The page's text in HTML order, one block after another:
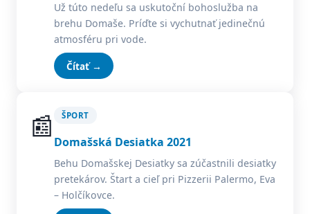
Už túto nedeľu sa uskutoční bohoslužba na
brehu Domaše. Príďte si vychutnať jedinečnú
atmosféru pri vode.
Čítať →
📰 ŠPORT
Domašská Desiatka 2021
Behu Domašskej Desiatky sa zúčastnili desiatky
pretekárov. Štart a cieľ pri Pizzerii Palermo, Eva
– Holčíkovce.